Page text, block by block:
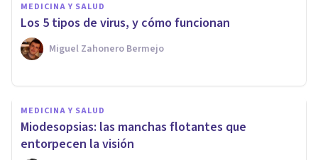
MEDICINA Y SALUD
Los 5 tipos de virus, y cómo funcionan
Miguel Zahonero Bermejo
MEDICINA Y SALUD
Miodesopsias: las manchas flotantes que
entorpecen la visión
¿Por qué no me baja la regla?
Los 15 motivos principales